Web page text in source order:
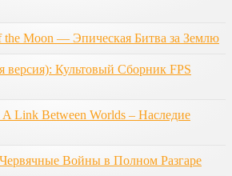
the Moon — Эпическая Битва за Землю
версия): Культовый Сборник FPS
Link Between Worlds – Наследие
Войны в Полном Разгаре